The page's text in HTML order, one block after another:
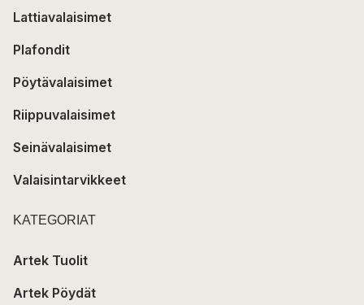
Lattiavalaisimet
Plafondit
Pöytävalaisimet
Riippuvalaisimet
Seinävalaisimet
Valaisintarvikkeet
KATEGORIAT
Artek Tuolit
Artek Pöydät